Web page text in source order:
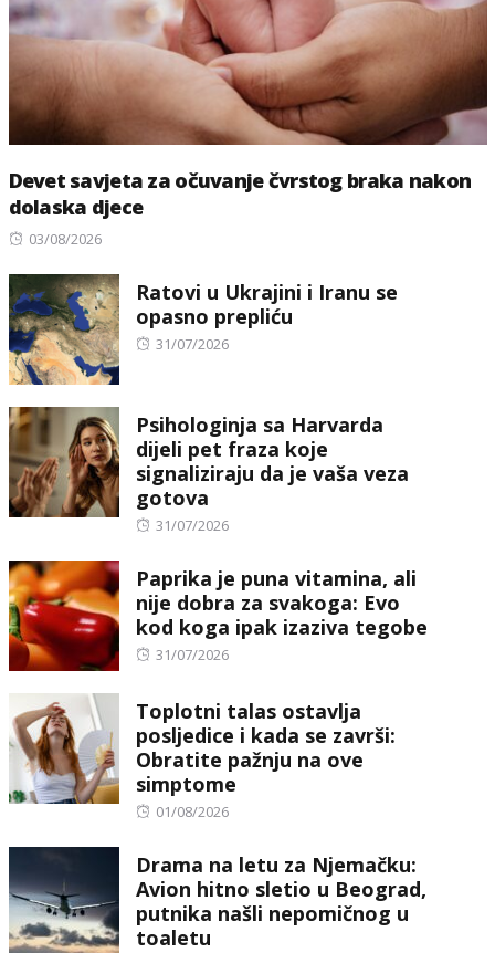
Devet savjeta za očuvanje čvrstog braka nakon
dolaska djece
Posted
03/08/2026
Ratovi u Ukrajini i Iranu se
opasno prepliću
Posted
31/07/2026
Psihologinja sa Harvarda
dijeli pet fraza koje
signaliziraju da je vaša veza
gotova
Posted
31/07/2026
Paprika je puna vitamina, ali
nije dobra za svakoga: Evo
kod koga ipak izaziva tegobe
Posted
31/07/2026
Toplotni talas ostavlja
posljedice i kada se završi:
Obratite pažnju na ove
simptome
Posted
01/08/2026
Drama na letu za Njemačku:
Avion hitno sletio u Beograd,
putnika našli nepomičnog u
toaletu